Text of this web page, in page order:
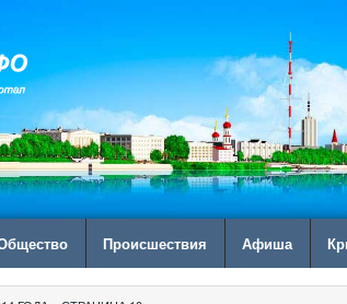
Происшествия Афиша